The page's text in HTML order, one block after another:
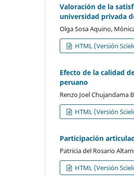
Valoración de la
universidad privada
Olga Sosa Aquino,
HTML (Versión
Efecto de la calidad
peruano
Renzo Joel Chujandama
HTML (Versión
Participación
Patricia del Rosario
HTML (Versión